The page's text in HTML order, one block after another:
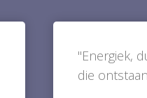
"Energiek,
die